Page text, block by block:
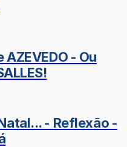
AZEVEDO - Ou
- Reflexão -